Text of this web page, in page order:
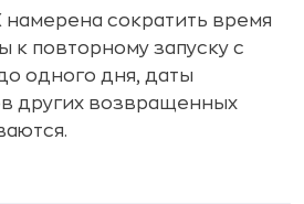
сократить время
к повторному запуску с
одного дня, даты
других возвращенных